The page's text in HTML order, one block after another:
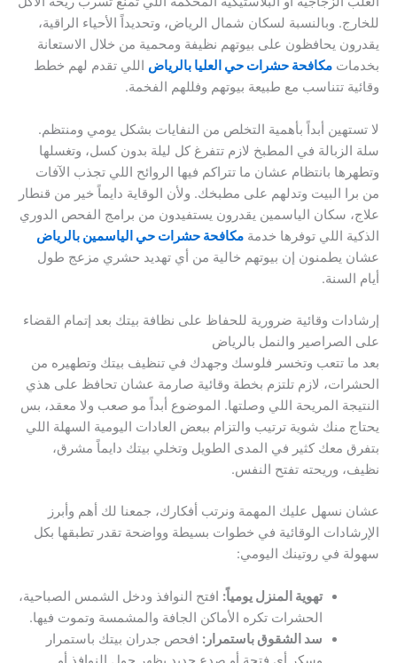
للخارج. وبالنسبة لسكان شمال الرياض، وتحديداً الأحياء الراقية،
يقدرون يحافظون على بيوتهم نظيفة ومحمية من خلال الاستعانة
بخدمات مكافحة حشرات حي العليا بالرياض اللي تقدم لهم خطط
وقائية تتناسب مع طبيعة بيوتهم وفللهم الفخمة.
لا تستهين أبداً بأهمية التخلص من النفايات بشكل يومي ومنتظم.
سلة الزبالة في المطبخ لازم تتفرغ كل ليلة بدون كسل، وتغسلها
وتطهرها بانتظام عشان ما تتراكم فيها الروائح اللي تجذب الآفات
من برا البيت وتدلهم على مطبخك. ولأن الوقاية دايماً خير من قنطار
علاج، سكان الياسمين يقدرون يستفيدون من برامج الفحص الدوري
الذكية اللي توفرها خدمة مكافحة حشرات حي الياسمين بالرياض
عشان يطمنون إن بيوتهم خالية من أي تهديد حشري مزعج طول
أيام السنة.
إرشادات وقائية ضرورية للحفاظ على نظافة بيتك بعد إتمام القضاء
على الصراصير والنمل بالرياض
بعد ما تتعب وتخسر فلوسك وجهدك في تنظيف بيتك وتطهيره من
الحشرات، لازم تلتزم بخطة وقائية صارمة عشان تحافظ على هذي
النتيجة المريحة اللي وصلتها. الموضوع أبداً مو صعب ولا معقد، بس
يحتاج منك شوية ترتيب والتزام ببعض العادات اليومية السهلة اللي
بتفرق معك كثير في المدى الطويل وتخلي بيتك دايماً مشرق،
نظيف، وريحته تفتح النفس.
عشان نسهل عليك المهمة ونرتب أفكارك، جمعنا لك أهم وأبرز
الإرشادات الوقائية في خطوات بسيطة وواضحة تقدر تطبقها بكل
سهولة في روتينك اليومي:
تهوية المنزل يومياً: افتح النوافذ ودخل الشمس الصباحية،
الحشرات تكره الأماكن الجافة والمشمسة وتموت فيها.
سد الشقوق باستمرار: افحص جدران بيتك باستمرار